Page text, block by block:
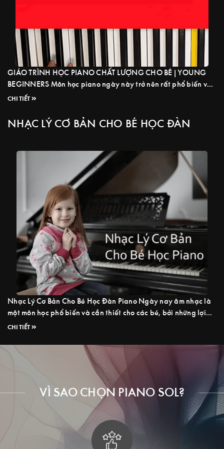
GIÁO TRÌNH HỌC PIANO CHẤT LƯỢNG CHO BÉ | YOUNG
BEGINNERS Môn học piano ngày này trở nên rất phổ biến và
là môn học rất cần thiết cho các bé bởi những lợi ích nó mang
trong việc học piano ... Read more
CHI TIẾT
NHẠC LÝ CƠ BẢN CHO BÉ HỌC ĐÀN
Nhạc Lý Cơ Bản Cho Bé Học Đàn Piano Ngày nay âm nhạc là
một môn học phổ biến và cần thiết cho các bé, bởi những lợi
ích của nó mang lại, chúng ta sẽ dễ dàng tìm thấy rất nhiều tài
Read more
CHI TIẾT
VÌ SAO CHỌN PIANO SOL?